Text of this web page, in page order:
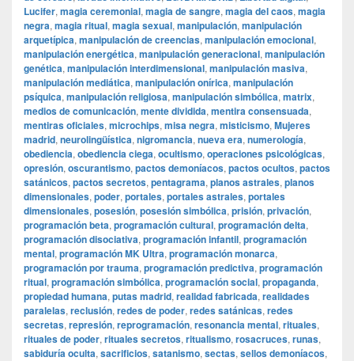
Lucifer, magia ceremonial, magia de sangre, magia del caos, magia
negra, magia ritual, magia sexual, manipulación, manipulación
arquetípica, manipulación de creencias, manipulación emocional,
manipulación energética, manipulación generacional, manipulación
genética, manipulación interdimensional, manipulación masiva,
manipulación mediática, manipulación onírica, manipulación
psíquica, manipulación religiosa, manipulación simbólica, matrix,
medios de comunicación, mente dividida, mentira consensuada,
mentiras oficiales, microchips, misa negra, misticismo, Mujeres
madrid, neurolingüística, nigromancia, nueva era, numerología,
obediencia, obediencia ciega, ocultismo, operaciones psicológicas,
opresión, oscurantismo, pactos demoníacos, pactos ocultos, pactos
satánicos, pactos secretos, pentagrama, planos astrales, planos
dimensionales, poder, portales, portales astrales, portales
dimensionales, posesión, posesión simbólica, prisión, privación,
programación beta, programación cultural, programación delta,
programación disociativa, programación infantil, programación
mental, programación MK Ultra, programación monarca,
programación por trauma, programación predictiva, programación
ritual, programación simbólica, programación social, propaganda,
propiedad humana, putas madrid, realidad fabricada, realidades
paralelas, reclusión, redes de poder, redes satánicas, redes
secretas, represión, reprogramación, resonancia mental, rituales,
rituales de poder, rituales secretos, ritualismo, rosacruces, runas,
sabiduría oculta, sacrificios, satanismo, sectas, sellos demoníacos,